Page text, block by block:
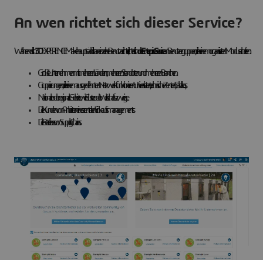
An wen richtet sich dieser Service?
Während sich3DEXPERIENCE Make hauptsächlich an einzelne Benutzer richtet, richtet sichder Enterprise Servicean Benutzergruppen, die in einem organisierten Modus arbeiten:
Große Unternehmen mit mehreren Ländern, mehreren Standorten und mehreren Branchen.
Gruppierungen, die in einem ausgedehnten Netzwerk funktionieren: Universitäten, technische Zentren, Fablabs, ...
Nationale oder regionale Gebiete wie Cluster oder Wirtschaftszweige.
Die Kunden von Anbietern eines zentralen Einkaufsmanagements.
Die Betreiber von Supply Chains.